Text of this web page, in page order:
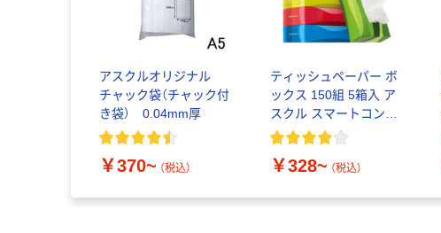
アスクルオリジナル
チャック袋（チャック付
き袋） 0.04mm厚
￥370~ （税込）
ティッシュペーパー ボ
ックス 150組 5箱入 ア
スクル スマートコンパ
クト ビビッド PEFC認
￥328~ （税込）